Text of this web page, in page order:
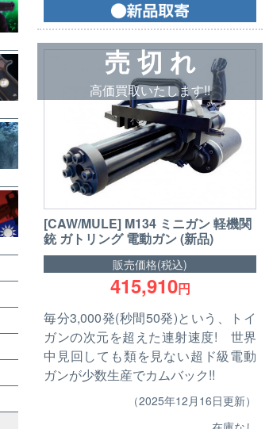
売 切 れ
高価買取いたします!!
[CAW/MULE] M134 ミニガン 軽機関
銃 ガトリング 電動ガン (新品)
販売価格(税込)
415,910円
毎分3,000発(秒間50発)という、トイ
ガンの次元を超えた連射速度! 世界
中見回しても類を見ない超ド級電動
ガンが少数生産でカムバック!!
（2025年12月16日更新）